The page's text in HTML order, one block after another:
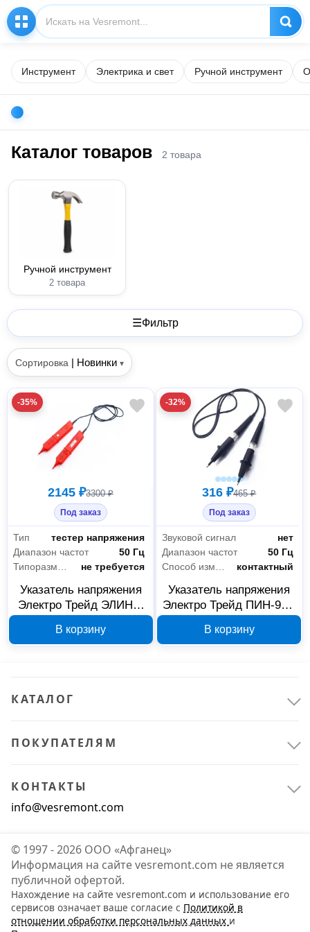
Инструмент Электрика и свет Ручной инструмент
Каталог товаров 2 товара
Ручной инструмент
2 товара
☰Фильтр
Сортировка | Новинки ▾
-35%
2145 ₽3300 ₽
Под заказ
Тип
тестер напряжения
Диапазон частот
50 Гц
не требуется
Указатель напряжения
Электро Трейд ЭЛИН-1
UNN123
В корзину
-32%
316 ₽465 ₽
Под заказ
Звуковой сигнал
нет
Диапазон частот
50 Гц
контактный
Указатель напряжения
Электро Трейд ПИН-90Э
В корзину
КАТАЛОГ
ПОКУПАТЕЛЯМ
КОНТАКТЫ
info@vesremont.com
© 1997 - 2026 ООО «Афганец»
Информация на сайте vesremont.com не является
публичной офертой.
Нахождение на сайте vesremont.com и использование его
сервисов означает ваше согласие с Политикой в
отношении обработки персональных данных и